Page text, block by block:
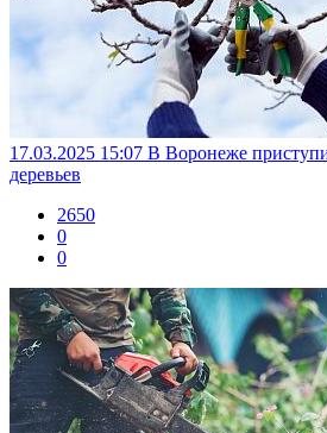
17.03.2025 15:07 В Воронеже
деревьев
2650
0
0